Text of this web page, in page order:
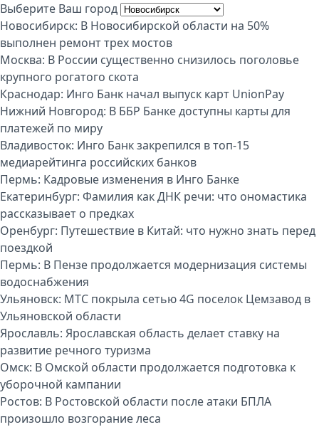
Выберите Ваш город
Новосибирск: В Новосибирской области на 50%
выполнен ремонт трех мостов
Москва: В России существенно снизилось поголовье
крупного рогатого скота
Краснодар: Инго Банк начал выпуск карт UnionPay
Нижний Новгород: В ББР Банке доступны карты для
платежей по миру
Владивосток: Инго Банк закрепился в топ-15
медиарейтинга российских банков
Пермь: Кадровые изменения в Инго Банке
Екатеринбург: Фамилия как ДНК речи: что ономастика
рассказывает о предках
Оренбург: Путешествие в Китай: что нужно знать перед
поездкой
Пермь: В Пензе продолжается модернизация системы
водоснабжения
Ульяновск: МТС покрыла сетью 4G поселок Цемзавод в
Ульяновской области
Ярославль: Ярославская область делает ставку на
развитие речного туризма
Омск: В Омской области продолжается подготовка к
уборочной кампании
Ростов: В Ростовской области после атаки БПЛА
произошло возгорание леса